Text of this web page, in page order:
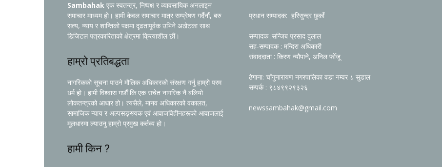
Sambahak एक स्वतन्त्र, निष्पक्ष र व्यावसायिक अनलाइन
समाचार माध्यम हो। हामी केवल समाचार मात्र सम्प्रेषण गर्दैनौं, बरु
सत्य, न्याय र शान्तिको पक्षमा दृढतापूर्वक उभिने अठोटका साथ
डिजिटल पत्रकारिताको क्षेत्रमा क्रियाशील छौं।
हाम्रो प्रतिबद्धता
नागरिकको सूचना पाउने मौलिक अधिकारको संरक्षण गर्नु हाम्रो परम
धर्म हो। हामी विश्वास गर्छौं कि एक सचेत नागरिक नै बलियो
लोकतन्त्रको आधार हो। त्यसैले, मानव अधिकारको वकालत,
सामाजिक न्याय र अल्पसङ्ख्यक एवं आवाजविहीनहरूको आवाजलाई
मूलधारमा ल्याउनु हाम्रो प्रमुख कर्तव्य हो।
हामी किन ?
प्रधान सम्पादक: हरिसुन्दर छुकाँ
सम्पादक :सन्जिब प्रसाद दुलाल
सह-सम्पादक : मन्दिरा अधिकारी
संवाददाता : किरण न्यौपाने, अनिल फोँजू
ठेगाना: चाँगुनारायण नगरपालिका वडा नम्वर ८ सुडाल
सम्पर्क : ९८४९९२९३२६
newssambahak@gmail.com